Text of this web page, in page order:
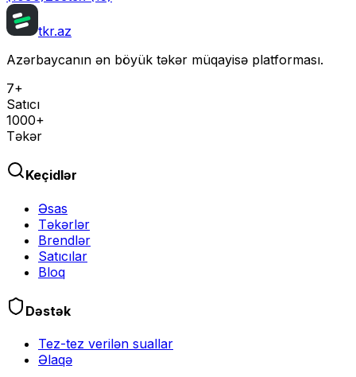
tkr.az
Azərbaycanın ən böyük təkər müqayisə platforması.
7+
Satıcı
1000+
Təkər
Keçidlər
Əsas
Təkərlər
Brendlər
Satıcılar
Bloq
Dəstək
Tez-tez verilən suallar
Əlaqə